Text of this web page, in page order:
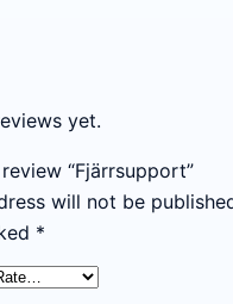
yet.
“Fjärrsupport”
will not be
*